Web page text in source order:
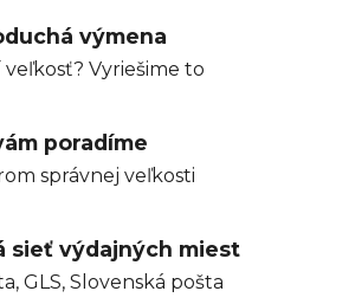
výmena
veľkosť? Vyriešime to
poradíme
správnej veľkosti
sieť výdajných miest
GLS, Slovenská pošta